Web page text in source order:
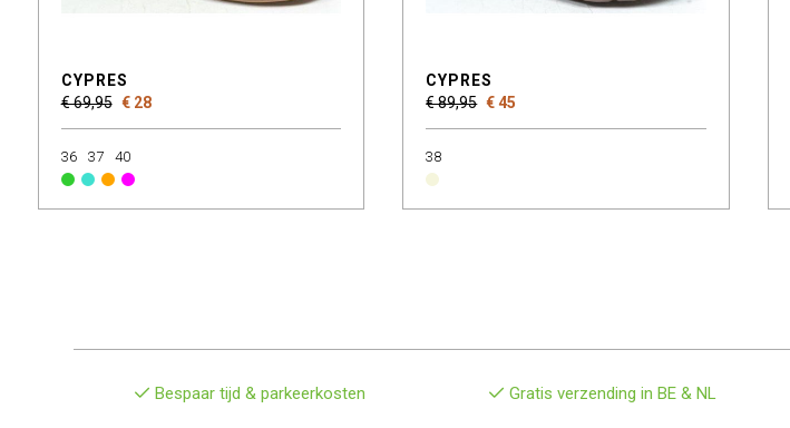
CYPRES
€ 69,95 € 28
36 37 40
CYPRES
€ 89,95 € 45
38
Bespaar tijd & parkeerkosten Gratis verzending in BE & NL